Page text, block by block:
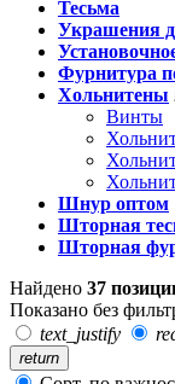
Тесьма
Украшения
Фурнитура
Хольнитены
Винты
Шнур оптом
Шторная
Шторная
Найдено 37
Показано без
text_justify
return